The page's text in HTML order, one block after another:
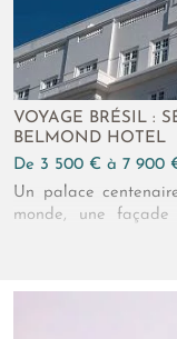
VOYAGE BRÉSIL :
BELMOND HOTEL
de 3 500 € à 7 900
Un palace
monde, une
cinéma et toile de
suites et de
tout le confort